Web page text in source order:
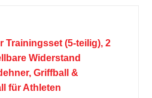
Trainingsset (5-teilig), 2
Widerstand
Griffball &
für Athleten